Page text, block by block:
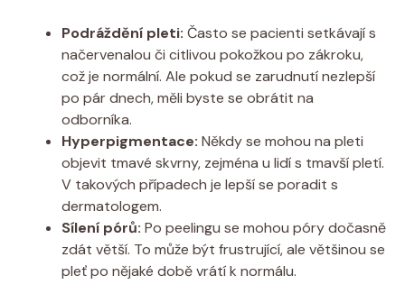
Podráždění pleti: Často se pacienti setkávají s
načervenalou či citlivou pokožkou po zákroku,
což je normální. Ale pokud se zarudnutí nezlepší
po pár dnech, měli byste se obrátit na
odborníka.
Hyperpigmentace: Někdy se mohou na pleti
objevit tmavé skvrny, zejména u lidí s tmavší pletí.
V takových případech je lepší se poradit s
dermatologem.
Sílení pórů: Po peelingu se mohou póry dočasně
zdát větší. To může být frustrující, ale většinou se
pleť po nějaké době vrátí k normálu.